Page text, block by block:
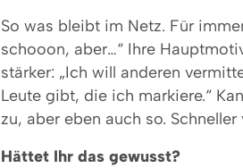
So was bleibt im Netz. Für
schooon, aber…“ Ihre
stärker: „Ich will anderen
Leute gibt, die ich markiere.“
zu, aber eben auch so.
Hättet Ihr das gewusst?